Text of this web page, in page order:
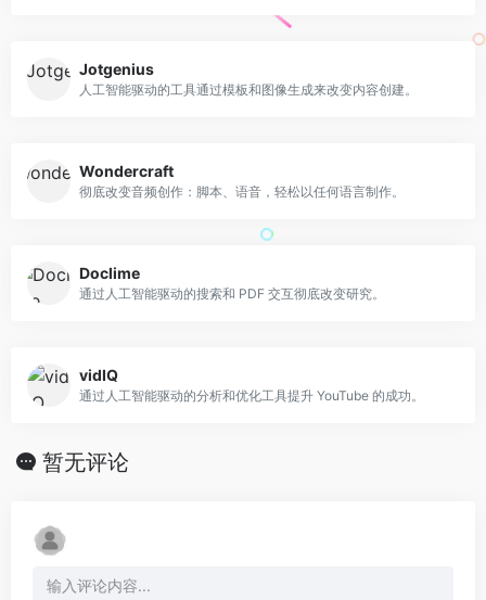
Jotgenius
人工智能驱动的工具通过模板和图像生成来改变内容创建。
Wondercraft
彻底改变音频创作：脚本、语音，轻松以任何语言制作。
Doclime
通过人工智能驱动的搜索和 PDF 交互彻底改变研究。
vidIQ
通过人工智能驱动的分析和优化工具提升 YouTube 的成功。
暂无评论